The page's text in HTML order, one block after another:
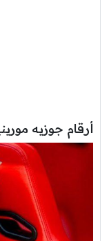
أرقام جوزيه